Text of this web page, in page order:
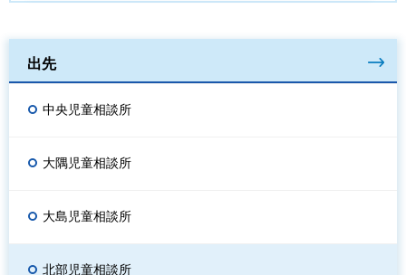
出先
中央児童相談所
大隅児童相談所
大島児童相談所
北部児童相談所